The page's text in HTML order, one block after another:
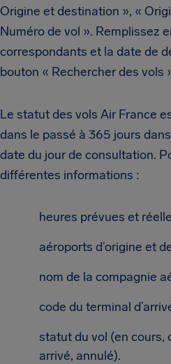
Origine et destination », «
Numéro de vol ». Remplissez
correspondants et la date de
bouton « Rechercher des vols
Le statut des vols Air France
dans le passé à 365 jours
date du jour de consultation.
différentes informations :
heures prévues et
aéroports d’origine et
nom de la compagnie
code du terminal
statut du vol (en cours,
arrivé, annulé).